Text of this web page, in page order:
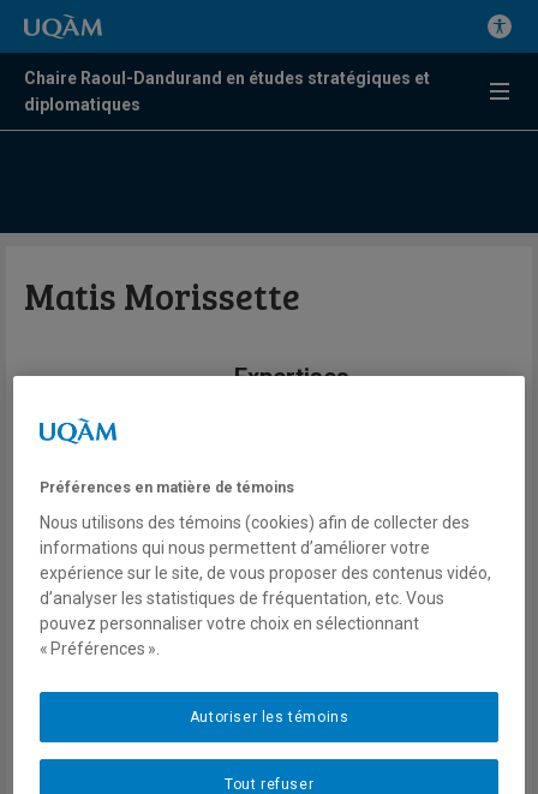
Chaire Raoul-Dandurand en études stratégiques et
diplomatiques
Matis Morissette
Expertises
politique étrangère des États-Unis
État administratif américain
Courriel
morissette.matis@courrier.uqam.ca
Préférences en matière de témoins
Nous utilisons des témoins (cookies) afin de collecter des
informations qui nous permettent d’améliorer votre
expérience sur le site, de vous proposer des contenus vidéo,
d’analyser les statistiques de fréquentation, etc. Vous
pouvez personnaliser votre choix en sélectionnant
« Préférences ».
Tout refuser
Autoriser les témoins